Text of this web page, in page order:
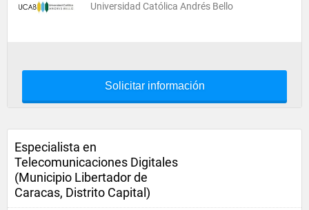
Universidad Católica Andrés Bello
Solicitar información
Especialista en
Telecomunicaciones Digitales
(Municipio Libertador de
Caracas, Distrito Capital)